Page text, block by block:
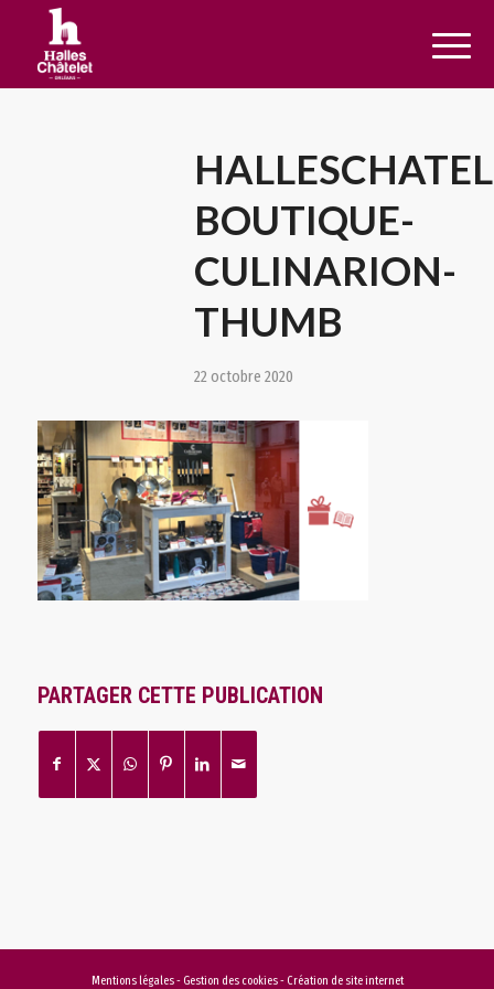
BOUTIQUE-
CULINARION-
THUMB
22 octobre 2020
PARTAGER CETTE PUBLICATION
Mentions légales- Gestion des cookies- Création de site internet